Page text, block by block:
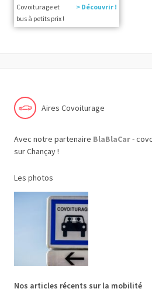
Covoiturage et
bus à petits prix !
> Découvrir !
Aires Covoiturage
Avec notre partenaire BlaBlaCar-
sur Chançay !
Les photos
Nos articles récents sur la mobilité